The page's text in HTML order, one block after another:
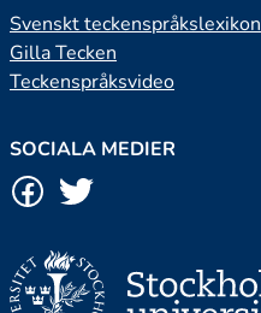
Svenskt teckenspråkslexikon
Gilla Tecken
Teckenspråksvideo
SOCIALA MEDIER